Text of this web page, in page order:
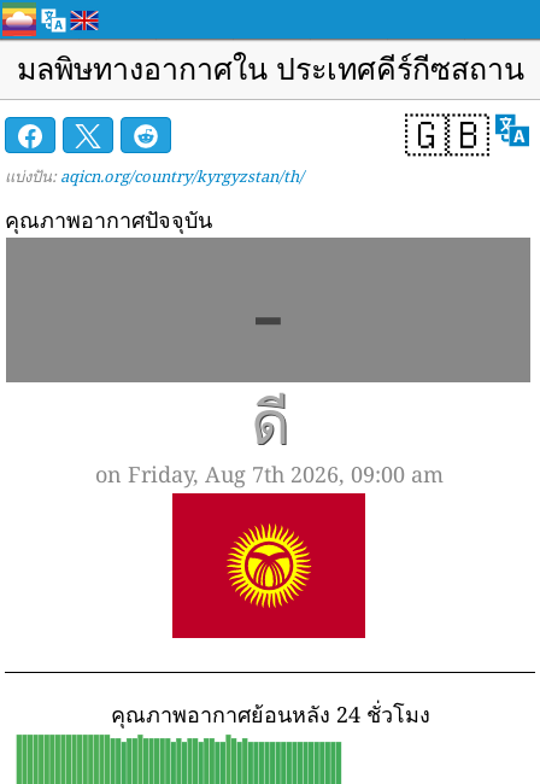
มลพิษทางอากาศใน ประเทศคีร์กีซสถาน
🇬🇧
แบ่งปัน: aqicn.org/country/kyrgyzstan/th/
คุณภาพอากาศปัจจุบัน
-
ดี
on Friday, Aug 7th 2026, 09:00 am
คุณภาพอากาศย้อนหลัง 24 ชั่วโมง